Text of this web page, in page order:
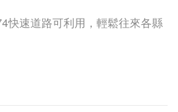
快速道路可利用，輕鬆往來各縣